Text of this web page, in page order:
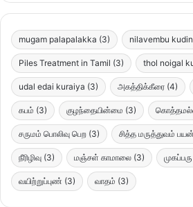
mugam palapalakka (3) nilavembu
Piles Treatment in Tamil (3) thol noigal
udal edai kuraiya (3) அகத்திக்கீரை (4)
கபம் (3) குழந்தையின்மை (3)
சருமம் பொலிவு பெற (3) சித்த மருத்துவம்
நீரிழிவு (3) மஞ்சள் காமாலை (3)
வயிற்றுப்புண் (3) வாதம் (3)